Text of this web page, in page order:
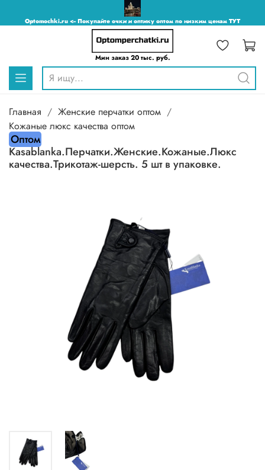
Optomochki.ru <-- Покупайте очки и оптику оптом по низким ценам ТУТ
Мин заказ 20 тыс. руб.
Главная
Женские перчатки оптом
Кожаные люкс качества оптом
Оптом
Kasablanka.Перчатки.Женские.Кожаные.Люкс
качества.Трикотаж-шерсть. 5 шт в упаковке.